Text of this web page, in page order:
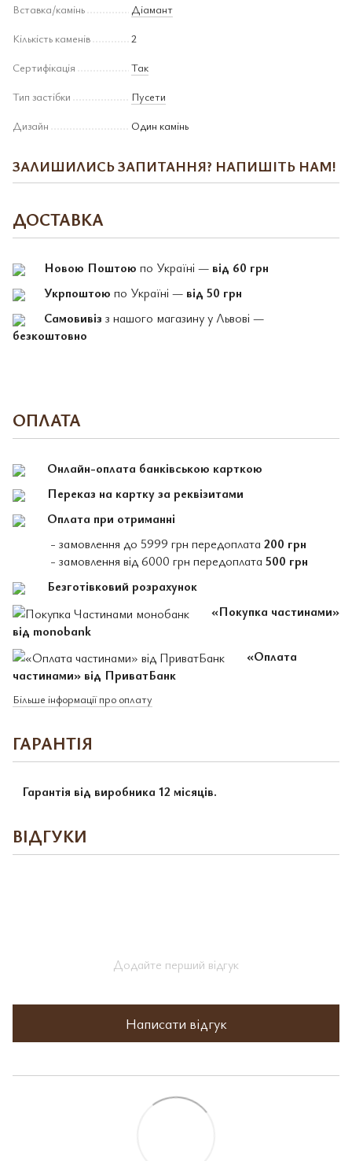
Вставка/камінь
Діамант
Кількість каменів
2
Сертифікація
Так
Тип застібки
Пусети
Дизайн
Один камінь
ЗАЛИШИЛИСЬ ЗАПИТАННЯ? НАПИШІТЬ НАМ!
ДОСТАВКА
Новою Поштою по Україні — від 60 грн
Укрпоштою по Україні — від 50 грн
Самовивіз з нашого магазину у Львові —
безкоштовно
ОПЛАТА
Онлайн-оплата банківською карткою
Переказ на картку за реквізитами
Оплата при отриманні
- замовлення до 5999 грн передоплата 200 грн
- замовлення від 6000 грн передоплата 500 грн
Безготівковий розрахунок
«Покупка частинами»
від monobank
«Оплата
частинами» від ПриватБанк
Більше інформації про оплату
ГАРАНТІЯ
Гарантія від виробника 12 місяців.
ВІДГУКИ
Додайте перший відгук
Написати відгук